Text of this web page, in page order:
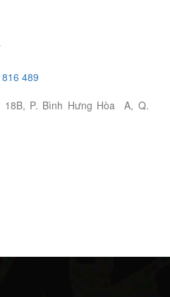
489
P. Bình Hưng Hòa A, Q.